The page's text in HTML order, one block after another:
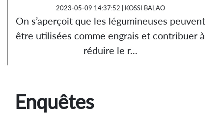
2023-05-09 14:37:52 | KOSSI BALAO
On s’aperçoit que les légumineuses peuvent
être utilisées comme engrais et contribuer à
réduire le r...
Enquêtes